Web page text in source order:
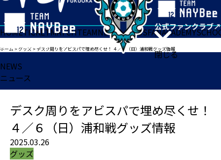
閉じる
HOMETICKETMATCHTEAMNEWSGOODSFANACADEMY
ホーム >グッズ >デスク周りをアビスパで埋め尽くせ！ ４／６（日）浦和戦グッズ情報
NEWS
ニュース
デスク周りをアビスパで埋め尽くせ！
４／６（日）浦和戦グッズ情報
2025.03.26
グッズ